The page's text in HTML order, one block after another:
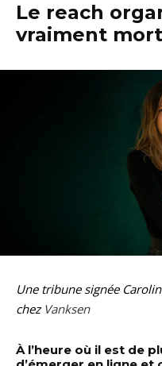
Le reach
vraiment
Une tribune signée
chez Vanksen
À l’heure où il est de